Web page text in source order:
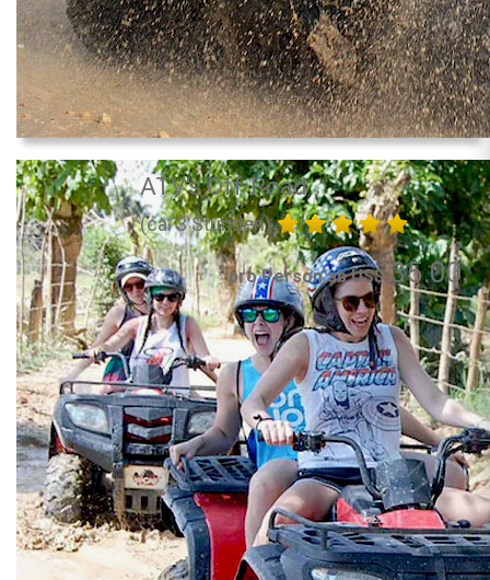
ATV's Off-Road
(ca. 3 Stunden)
pro Person ab US$35.00